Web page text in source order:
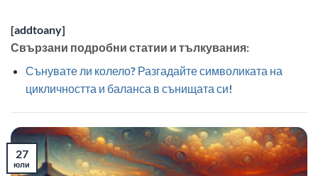
[addtoany]
Свързани подробни статии и тълкувания:
Сънувате ли колело? Разгадайте символиката на
цикличността и баланса в сънищата си!
27
юли